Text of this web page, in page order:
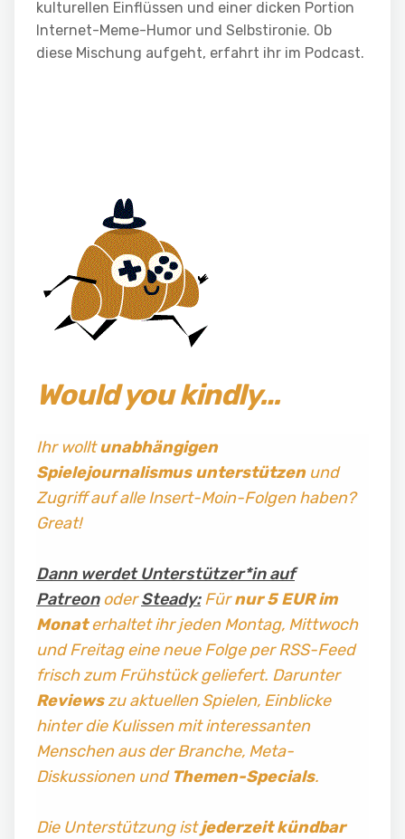
kulturellen Einflüssen und einer dicken Portion
Internet-Meme-Humor und Selbstironie. Ob
diese Mischung aufgeht, erfahrt ihr im Podcast.
Would you kindly…
Ihr wolltunabhängigen
Spielejournalismus unterstützenund
Zugriff auf alle Insert-Moin-Folgen haben?
Great!
Dann werdet Unterstützer*in auf
PatreonoderSteady:Fürnur 5 EUR im
Monaterhaltet ihr jeden Montag, Mittwoch
und Freitag eine neue Folge per RSS-Feed
frisch zum Frühstück geliefert. Darunter
Reviewszu aktuellen Spielen, Einblicke
hinter die Kulissen mit interessanten
Menschen aus der Branche, Meta-
Diskussionen und Themen-Specials.
Die Unterstützung istjederzeit kündbar